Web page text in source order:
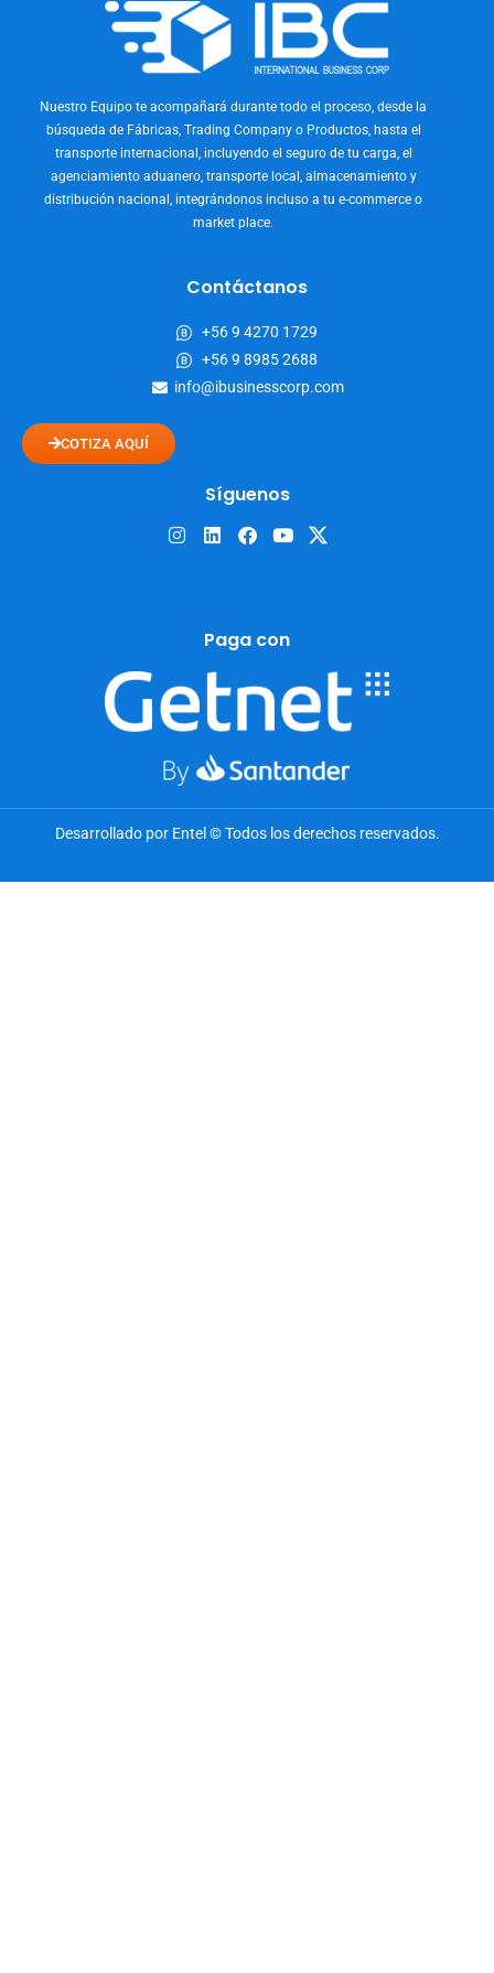
Nuestro Equipo te acompañará durante todo el proceso, desde la
búsqueda de Fábricas, Trading Company o Productos, hasta el
transporte internacional, incluyendo el seguro de tu carga, el
agenciamiento aduanero, transporte local, almacenamiento y
distribución nacional, integrándonos incluso a tu e-commerce o
market place.
Contáctanos
+56 9 4270 1729
+56 9 8985 2688
info@ibusinesscorp.com
COTIZA AQUÍ
Síguenos
Paga con
Desarrollado por Entel © Todos los derechos reservados.